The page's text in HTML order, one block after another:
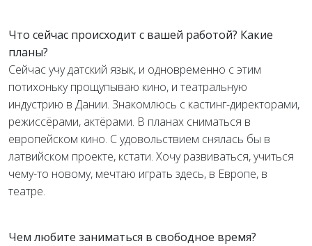
Что сейчас происходит с вашей работой? Какие
планы?
Сейчас учу датский язык, и одновременно с этим
потихоньку прощупываю кино, и театральную
индустрию в Дании. Знакомлюсь с кастинг-директорами,
режиссёрами, актёрами. В планах сниматься в
европейском кино. С удовольствием снялась бы в
латвийском проекте, кстати. Хочу развиваться, учиться
чему-то новому, мечтаю играть здесь, в Европе, в
театре.
Чем любите заниматься в свободное время?